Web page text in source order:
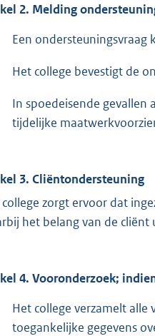
2. Melding
Een
Het college bevestigt de
In spoedeisende
tijdelijke
3. Cliëntondersteuning
zorgt ervoor dat
het belang van de cliënt
4. Vooronderzoek;
Het college verzamelt
toegankelijke gegevens